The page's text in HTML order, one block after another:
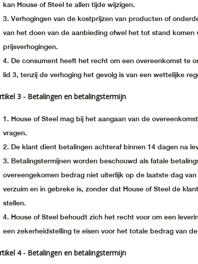
kan House of Steel te allen tijde wijzigen.
Verhogingen van de kostprijzen van producten of
van het doen van de aanbieding ofwel het tot stand
prijsverhogingen.
De consument heeft het recht om een overeenkomst te
lid 3, tenzij de verhoging het gevolg is van een wettelijke
3 - Betalingen en betalingstermijn
House of Steel mag bij het aangaan van de
vragen.
De klant dient betalingen achteraf binnen 14 dagen na
Betalingstermijnen worden beschouwd als fatale
overeengekomen bedrag niet uiterlijk op de laatste dag
verzuim en in gebreke is, zonder dat House of Steel de
stellen.
House of Steel behoudt zich het recht voor om een
een zekerheidstelling te eisen voor het totale bedrag van
4 - Betalingen en betalingstermijn